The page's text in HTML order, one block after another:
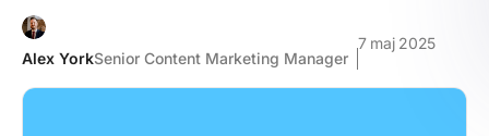
Alex YorkSenior Content Marketing Manager
7 maj 2025